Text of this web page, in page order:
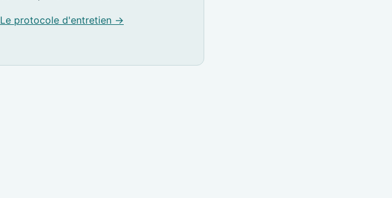
Le protocole d'entretien →